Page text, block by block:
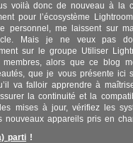
voilà donc de nouveau à la
pour l’écosystème
personnel, me laissent sur
Mais je ne veux pas
sur le groupe Utiliser
alors que ce blog
que je vous présente
va falloir apprendre à
la continuité et la
mises à jour, vérifiez les
nouveaux appareils pris en
parti !